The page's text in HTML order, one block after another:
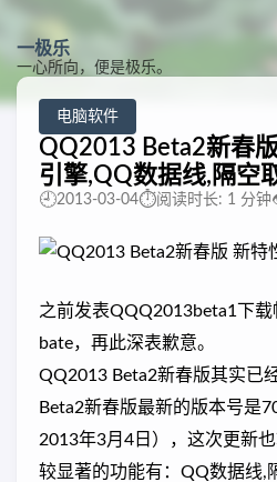
一极乐
一心所向，便是极乐。
电脑软件
QQ2013 Beta2新春
引擎,QQ数据线,隔空
🕘2013-03-04⏱️阅读时长: 1 分钟
之前发表QQQ2013beta1下载
bate，再此深表歉意。
QQ2013 Beta2新春版其实已
Beta2新春版最新的版本号是
2013年3月4日），这次更新
较显著的功能有：QQ数据线,